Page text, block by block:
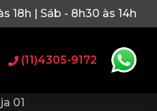
18h | Sáb - 8h30 às 14h
(11)4305-9172
01